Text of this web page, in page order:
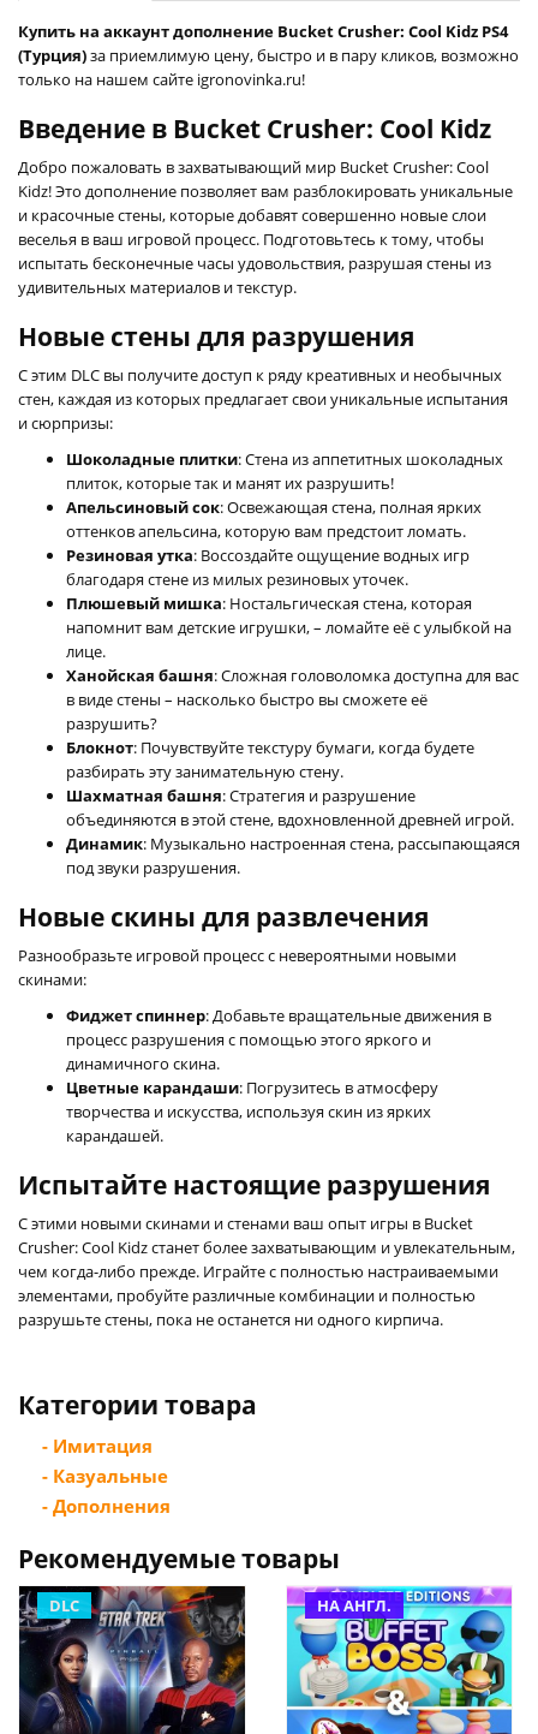
Купить на аккаунт дополнение Bucket Crusher: Cool Kidz PS4
(Турция)за приемлимую цену, быстро и в пару кликов, возможно
только на нашем сайте igronovinka.ru!
Введение в Bucket Crusher: Cool Kidz
Добро пожаловать в захватывающий мир Bucket Crusher: Cool
Kidz! Это дополнение позволяет вам разблокировать уникальные
и красочные стены, которые добавят совершенно новые слои
веселья в ваш игровой процесс. Подготовьтесь к тому, чтобы
испытать бесконечные часы удовольствия, разрушая стены из
удивительных материалов и текстур.
Новые стены для разрушения
С этим DLC вы получите доступ к ряду креативных и необычных
стен, каждая из которых предлагает свои уникальные испытания
и сюрпризы:
Шоколадные плитки: Стена из аппетитных шоколадных
плиток, которые так и манят их разрушить!
Апельсиновый сок: Освежающая стена, полная ярких
оттенков апельсина, которую вам предстоит ломать.
Резиновая утка: Воссоздайте ощущение водных игр
благодаря стене из милых резиновых уточек.
Плюшевый мишка: Ностальгическая стена, которая
напомнит вам детские игрушки, – ломайте её с улыбкой на
лице.
Ханойская башня: Сложная головоломка доступна для вас
в виде стены – насколько быстро вы сможете её
разрушить?
Блокнот: Почувствуйте текстуру бумаги, когда будете
разбирать эту занимательную стену.
Шахматная башня: Стратегия и разрушение
объединяются в этой стене, вдохновленной древней игрой.
Динамик: Музыкально настроенная стена, рассыпающаяся
под звуки разрушения.
Новые скины для развлечения
Разнообразьте игровой процесс с невероятными новыми
скинами:
Фиджет спиннер: Добавьте вращательные движения в
процесс разрушения с помощью этого яркого и
динамичного скина.
Цветные карандаши: Погрузитесь в атмосферу
творчества и искусства, используя скин из ярких
карандашей.
Испытайте настоящие разрушения
С этими новыми скинами и стенами ваш опыт игры в Bucket
Crusher: Cool Kidz станет более захватывающим и увлекательным,
чем когда-либо прежде. Играйте с полностью настраиваемыми
элементами, пробуйте различные комбинации и полностью
разрушьте стены, пока не останется ни одного кирпича.
Категории товара
- Имитация
- Казуальные
- Дополнения
Рекомендуемые товары
DLC НА АНГЛ.